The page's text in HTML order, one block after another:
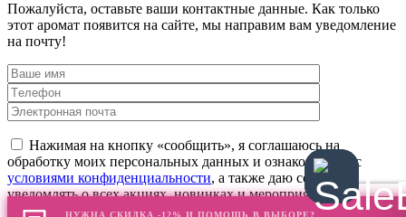
Пожалуйста, оставьте ваши контактные данные. Как только
этот аромат появится на сайте, мы направим вам уведомление
на почту!
Нажимая на кнопку «сообщить», я соглашаюсь на
обработку моих персональных данных и ознакомлен(а) с
условиями конфиденциальности, а также даю согласие
уведомлять о всех акциях, новинках и мероприятиях
НУЖНА СКИДКА -12% И ПОМОЩЬ В ВЫБОРЕ?